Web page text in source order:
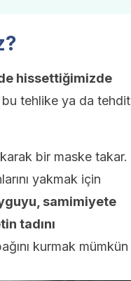
hissettiğimizde
tehlike ya da tehdit
bir maske takar.
yakmak için
samimiyete
tadını
kurmak mümkün